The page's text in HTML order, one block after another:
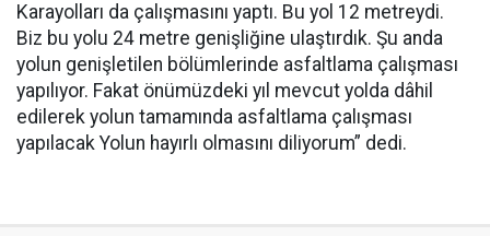
Karayolları da çalışmasını yaptı. Bu yol 12 metreydi.
Biz bu yolu 24 metre genişliğine ulaştırdık. Şu anda
yolun genişletilen bölümlerinde asfaltlama çalışması
yapılıyor. Fakat önümüzdeki yıl mevcut yolda dâhil
edilerek yolun tamamında asfaltlama çalışması
yapılacak Yolun hayırlı olmasını diliyorum” dedi.